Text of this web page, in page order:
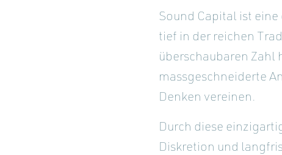
Sound Capital ist
tief in der reichen
überschaubaren
massgeschneiderte
Denken vereinen.
Durch diese
Diskretion und